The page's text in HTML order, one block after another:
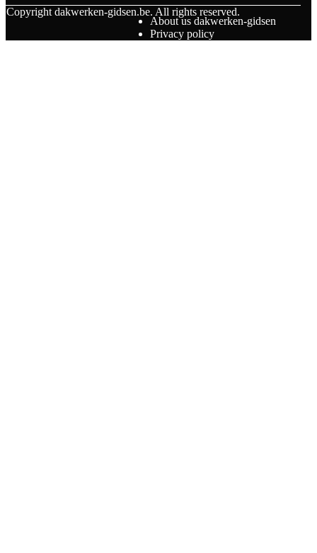
Copyright dakwerken-gidsen.be. All rights reserved.
About us dakwerken-gidsen
Privacy policy